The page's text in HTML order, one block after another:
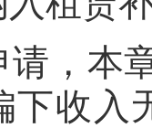
本章
下收入